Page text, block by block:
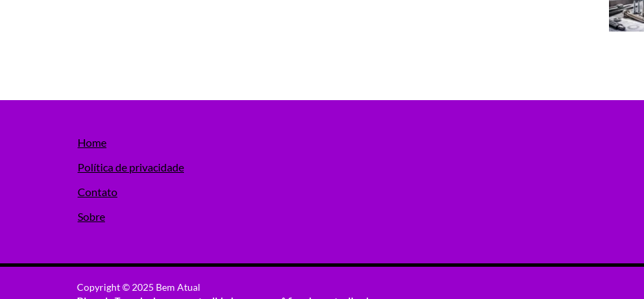
Home
Política de privacidade
Contato
Sobre
Copyright © 2025 Bem Atual